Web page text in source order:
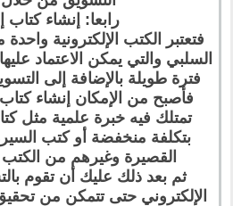
رابعا: إنشاء كتاب
فتعتبر الكتب الإلكترونية
السلبي والتي يمكن الاعتماد
فترة طويلة بالإضافة إلى
فأصبح من الإمكان إنشاء
تمتلك فيه خبرة علمية مثل
بتكلفة منخفضة أو كتب
القصيرة وغيرهم من الكتب
ثم بعد ذلك عليك أن تقوم
الإلكتروني حتى تتمكن من